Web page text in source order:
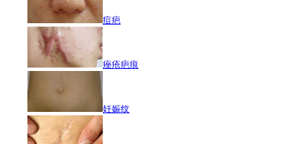
痘疤
痤疮疤痕
妊娠纹